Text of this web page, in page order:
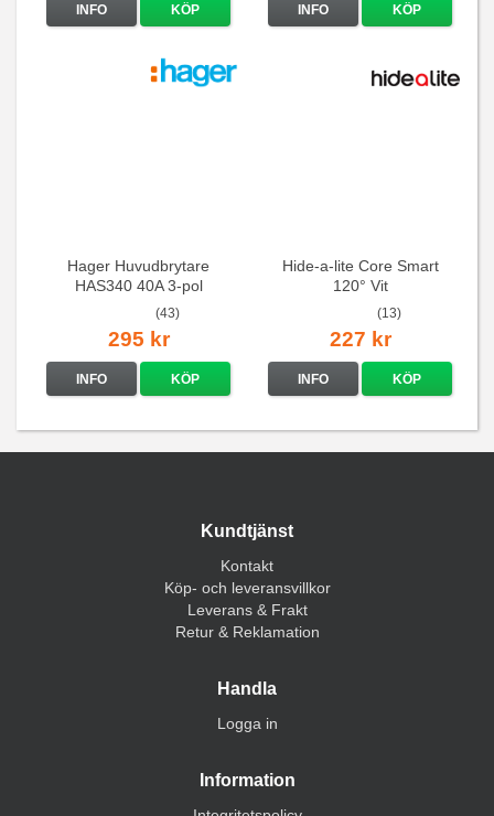
INFO KÖP INFO KÖP
Hager Huvudbrytare
HAS340 40A 3-pol
(43)
295 kr
INFO KÖP
Hide-a-lite Core Smart
120° Vit
(13)
227 kr
INFO KÖP
Kundtjänst
Kontakt
Köp- och leveransvillkor
Leverans & Frakt
Retur & Reklamation
Handla
Logga in
Information